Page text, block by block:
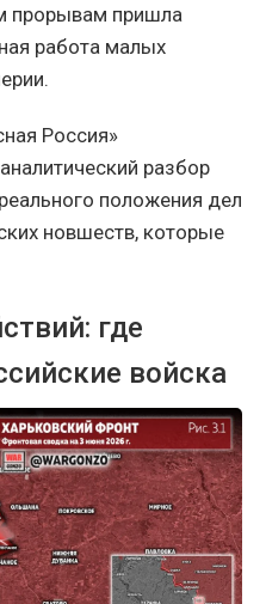
прорывам пришла
работа малых
Россия»
разбор
положения дел
новшеств, которые
где
войска